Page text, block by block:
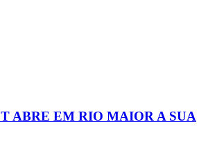
ABRE EM RIO MAIOR A SUA